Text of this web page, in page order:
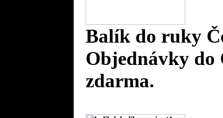
Balík do ruky
Objednávky do
zdarma.